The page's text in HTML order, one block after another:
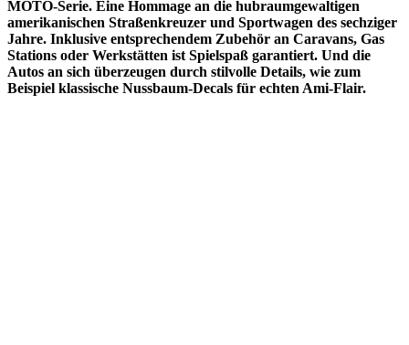
MOTO-Serie. Eine Hommage an die hubraumgewaltigen
amerikanischen Straßenkreuzer und Sportwagen des sechziger
Jahre. Inklusive entsprechendem Zubehör an Caravans, Gas
Stations oder Werkstätten ist Spielspaß garantiert. Und die
Autos an sich überzeugen durch stilvolle Details, wie zum
Beispiel klassische Nussbaum-Decals für echten Ami-Flair.